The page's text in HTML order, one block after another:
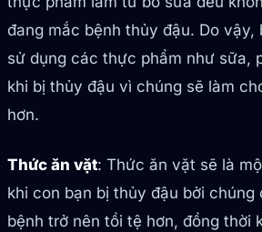
đang mắc bệnh thủy đậu. Do vậy,
sử dụng các thực phẩm như sữa,
khi bị thủy đậu vì chúng sẽ làm
hơn.
Thức ăn vặt: Thức ăn vặt sẽ là
khi con bạn bị thủy đậu bởi chúng
bệnh trở nên tồi tệ hơn, đồng thời